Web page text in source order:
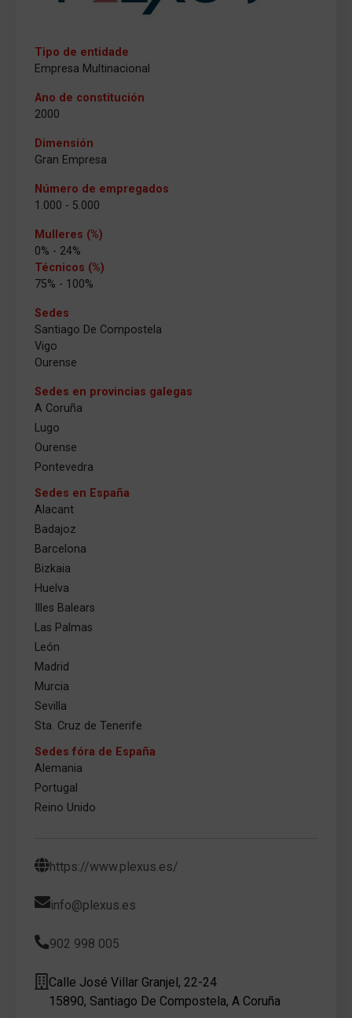
Tipo de entidade
Empresa Multinacional
Ano de constitución
2000
Dimensión
Gran Empresa
Número de empregados
1.000 - 5.000
Mulleres (%)
0% - 24%
Técnicos (%)
75% - 100%
Sedes
Santiago De Compostela
Vigo
Ourense
Sedes en provincias galegas
A Coruña
Lugo
Ourense
Pontevedra
Sedes en España
Alacant
Badajoz
Barcelona
Bizkaia
Huelva
Illes Balears
Las Palmas
León
Madrid
Murcia
Sevilla
Sta. Cruz de Tenerife
Sedes fóra de España
Alemania
Portugal
Reino Unido
https://www.plexus.es/
info@plexus.es
902 998 005
Calle José Villar Granjel, 22-24
15890, Santiago De Compostela, A Coruña